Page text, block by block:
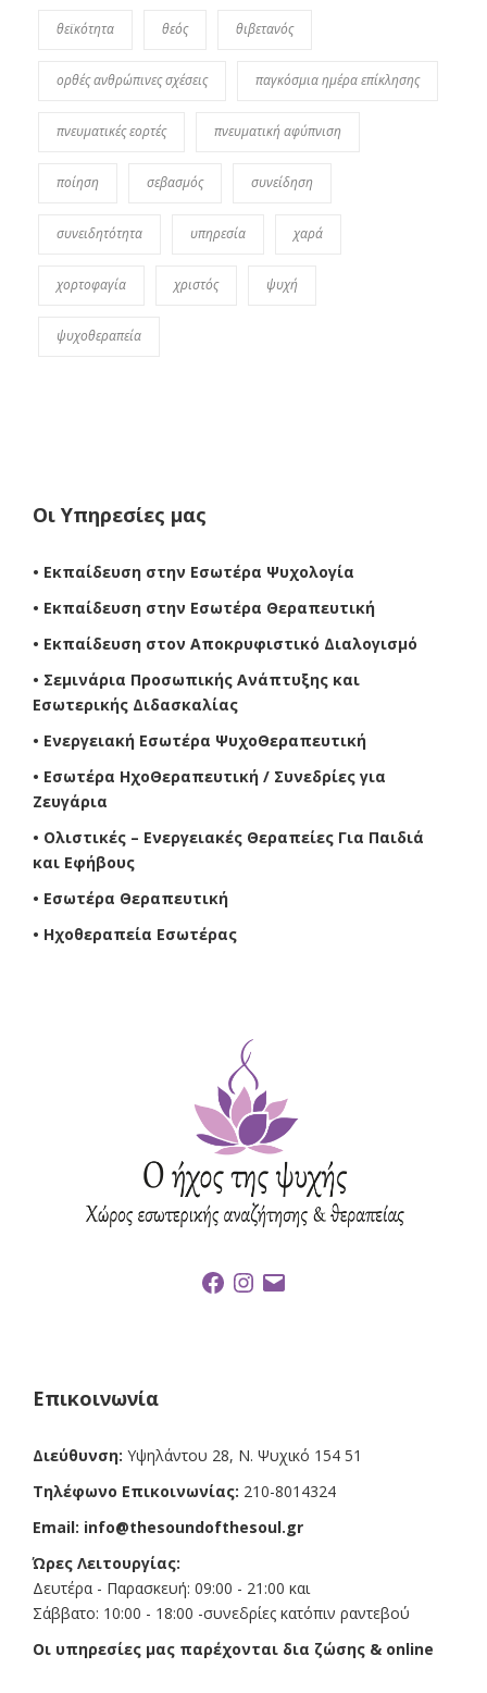
θεϊκότητα θεός θιβετανός
ορθές ανθρώπινες σχέσεις παγκόσμια ημέρα επίκλησης
πνευματικές εορτές πνευματική αφύπνιση
ποίηση σεβασμός συνείδηση
συνειδητότητα υπηρεσία χαρά
χορτοφαγία χριστός ψυχή
ψυχοθεραπεία
Οι Υπηρεσίες μας
• Εκπαίδευση στην Εσωτέρα Ψυχολογία
• Εκπαίδευση στην Εσωτέρα Θεραπευτική
• Εκπαίδευση στον Αποκρυφιστικό Διαλογισμό
• Σεμινάρια Προσωπικής Ανάπτυξης και
Εσωτερικής Διδασκαλίας
• Ενεργειακή Εσωτέρα ΨυχοΘεραπευτική
• Εσωτέρα ΗχοΘεραπευτική / Συνεδρίες για
Ζευγάρια
• Ολιστικές – Ενεργειακές Θεραπείες Για Παιδιά
και Εφήβους
• Εσωτέρα Θεραπευτική
• Ηχοθεραπεία Εσωτέρας
F
a
I
n
E
m
Επικοινωνία
Διεύθυνση: Υψηλάντου 28, Ν. Ψυχικό 154 51
Τηλέφωνο Επικοινωνίας: 210-8014324
Email: info@thesoundofthesoul.gr
Ώρες Λειτουργίας:
Δευτέρα - Παρασκευή: 09:00 - 21:00 και
Σάββατο: 10:00 - 18:00 -συνεδρίες κατόπιν ραντεβού
Οι υπηρεσίες μας παρέχονται δια ζώσης & online